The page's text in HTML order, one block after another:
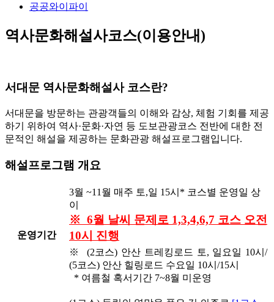
공공와이파이
역사문화해설사코스(이용안내)
서대문 역사문화해설사 코스란?
서대문을 방문하는 관광객들의 이해와 감상, 체험 기회를 제공
하기 위하여 역사·문화·자연 등 도보관광코스 전반에 대한 전
문적인 해설을 제공하는 문화관광 해설프로그램입니다.
해설프로그램 개요
운영기간
3월 ~11월 매주 토,일 15시* 코스별 운영일 상
이
※ 6월 날씨 문제로 1,3,4,6,7 코스 오전
10시 진행
※ (2코스) 안산 트레킹로드 토, 일요일 10시/
(5코스) 안산 힐링로드 수요일 10시/15시
* 여름철 혹서기간 7~8월 미운영